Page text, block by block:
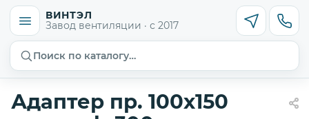
ВИНТЭЛ
Завод вентиляции · с 2017
Поиск по каталогу…
Адаптер пр. 100х150